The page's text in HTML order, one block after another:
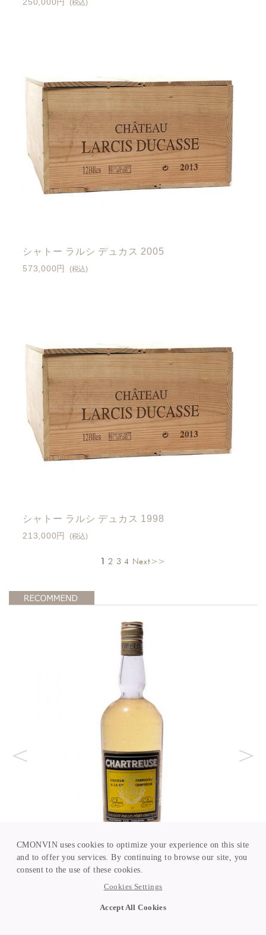
CMONVIN uses cookies to optimize your experience on this site
and to offer you services. By continuing to browse our site, you
consent to the use of these cookies.
Cookies Settings
Accept All Cookies
(税込)
シャトー ラルシ デュカス 2005
573,000円 (税込)
シャトー ラルシ デュカス 1998
213,000円 (税込)
1 2 3 4 Next>>